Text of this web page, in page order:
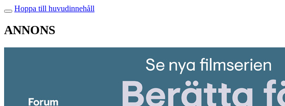
Hoppa till huvudinnehåll
ANNONS